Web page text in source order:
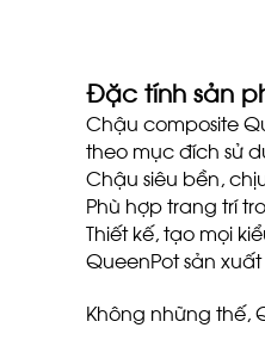
Đặc tính sản
Chậu composite
theo mục đích sử
Chậu siêu bền,
Phù hợp trang trí
Thiết kế, tạo mọi
QueenPot sản
Không những thế,